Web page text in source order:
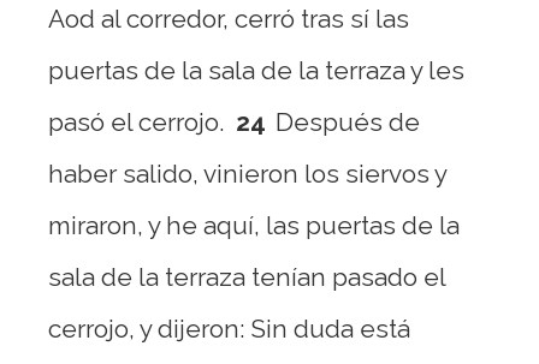
Aod al corredor, cerró tras sí las
puertas de la sala de la terraza y les
pasó el cerrojo. 24 Después de
haber salido, vinieron los siervos y
miraron, y he aquí, las puertas de la
sala de la terraza tenían pasado el
cerrojo, y dijeron: Sin duda está